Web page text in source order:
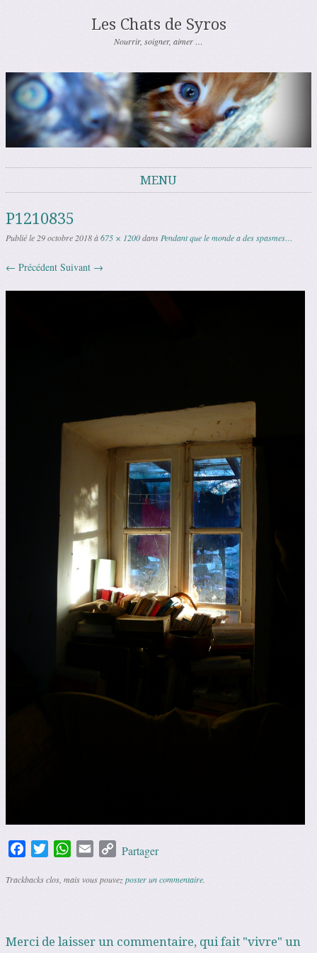
Les Chats de Syros
Nourrir, soigner, aimer …
MENU
P1210835
Publié le29 octobre 2018à675 × 1200dansPendant que le monde a des spasmes…
← Précédent Suivant →
FacebookTwitterWhatsApp
Email Copy
Partager
Trackbacks clos, mais vous pouvezposter un commentaire
Merci de laisser un commentaire, qui fait "vivre" un